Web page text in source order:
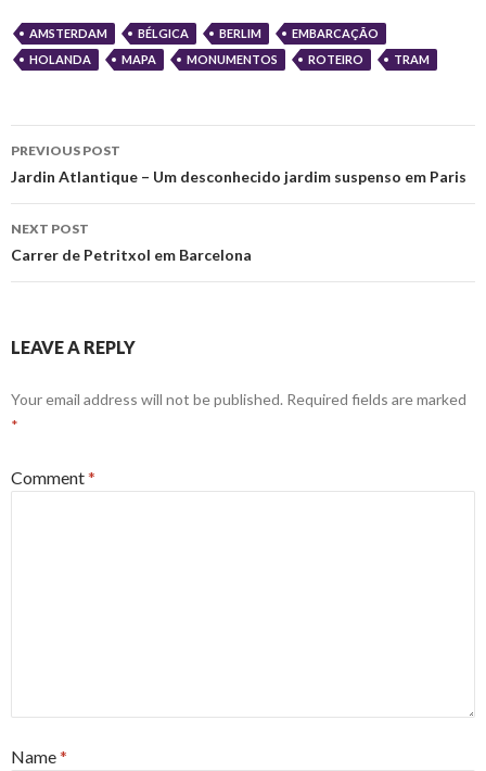
AMSTERDAM BÉLGICA BERLIM
EMBARCAÇÃO
HOLANDA
MAPA MONUMENTOS ROTEIRO TRAM
Post
navigation
PREVIOUS POST
Jardin Atlantique – Um desconhecido jardim suspenso em Paris
NEXT POST
Carrer de Petritxol em Barcelona
LEAVE A REPLY
Your email address will not be published. Required fields are marked
*
Comment*
Name*